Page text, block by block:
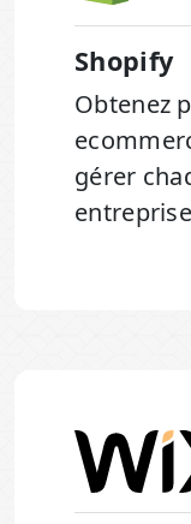
Shopify
Obtenez
gérer
entreprise